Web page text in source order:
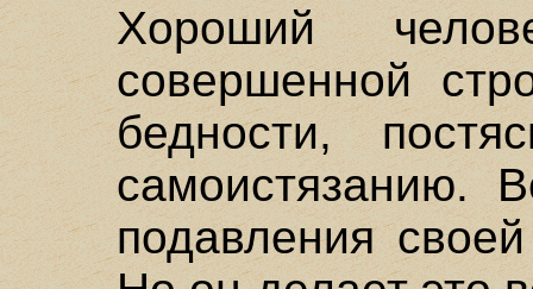
Хороший
совершенной
бедности,
самоистязанию.
подавления